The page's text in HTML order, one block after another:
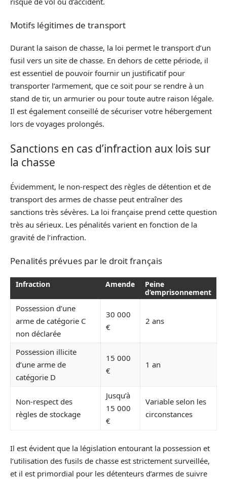
Motifs légitimes de transport
Durant la saison de chasse, la loi permet le transport d’un
fusil vers un site de chasse. En dehors de cette période, il
est essentiel de pouvoir fournir un justificatif pour
transporter l’armement, que ce soit pour se rendre à un
stand de tir, un armurier ou pour toute autre raison légale.
Il est également conseillé de sécuriser votre hébergement
lors de voyages prolongés.
Sanctions en cas d’infraction aux lois sur
la chasse
Évidemment, le non-respect des règles de détention et de
transport des armes de chasse peut entraîner des
sanctions très sévères. La loi française prend cette question
très au sérieux. Les pénalités varient en fonction de la
gravité de l’infraction.
Penalités prévues par le droit français
Infraction Amende
Peine
d’emprisonnement
Possession d’une
arme de catégorie C
non déclarée
30 000
€
2 ans
Possession illicite
d’une arme de
catégorie D
15 000
€
1 an
Non-respect des
règles de stockage
Jusqu’à
15 000
€
Variable selon les
circonstances
Il est évident que la législation entourant la possession et
l’utilisation des fusils de chasse est strictement surveillée,
et il est primordial pour les détenteurs d’armes de suivre